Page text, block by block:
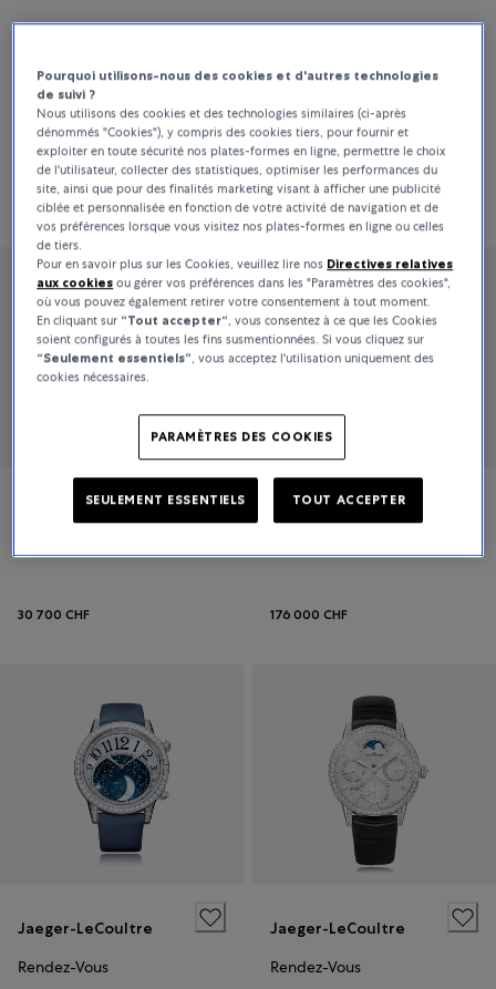
Tous les filtres 32 Products
Sort By
Pertinence
Jaeger-LeCoultre
Rendez-Vous
30 700 CHF
Jaeger-LeCoultre
Rendez-Vous
176 000 CHF
Jaeger-LeCoultre
Rendez-Vous
Jaeger-LeCoultre
Rendez-Vous
Pourquoi utilisons-nous des cookies et d'autres technologies
de suivi ?
Nous utilisons des cookies et des technologies similaires (ci-après
dénommés "Cookies"), y compris des cookies tiers, pour fournir et
exploiter en toute sécurité nos plates-formes en ligne, permettre le choix
de l'utilisateur, collecter des statistiques, optimiser les performances du
site, ainsi que pour des finalités marketing visant à afficher une publicité
ciblée et personnalisée en fonction de votre activité de navigation et de
vos préférences lorsque vous visitez nos plates-formes en ligne ou celles
de tiers.
Pour en savoir plus sur les Cookies, veuillez lire nos Directives relatives
aux cookies ou gérer vos préférences dans les "Paramètres des cookies",
où vous pouvez également retirer votre consentement à tout moment.
En cliquant sur “Tout accepter“, vous consentez à ce que les Cookies
soient configurés à toutes les fins susmentionnées. Si vous cliquez sur
“Seulement essentiels”, vous acceptez l'utilisation uniquement des
cookies nécessaires.
PARAMÈTRES DES COOKIES
SEULEMENT ESSENTIELS TOUT ACCEPTER